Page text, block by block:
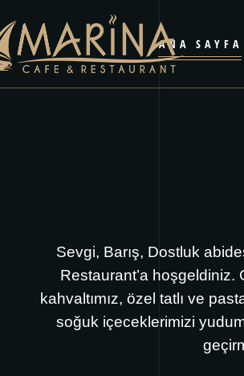
ANA SAYFA
Sevgi, Barış, Dostluk
Restaurant’a
kahvaltımız, özel tatlı ve
soğuk içeceklerimizi